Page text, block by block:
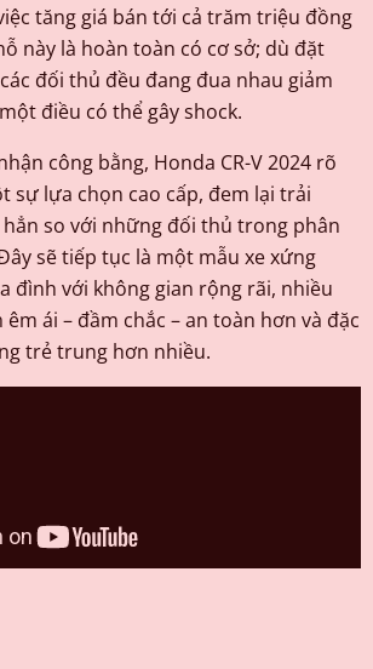
tăng giá bán tới cả trăm triệu đồng
này là hoàn toàn có cơ sở; dù đặt
đối thủ đều đang đua nhau giảm
điều có thể gây shock.
công bằng, Honda CR-V 2024 rõ
sự lựa chọn cao cấp, đem lại trải
so với những đối thủ trong phân
sẽ tiếp tục là một mẫu xe xứng
đình với không gian rộng rãi, nhiều
ái – đầm chắc – an toàn hơn và đặc
trẻ trung hơn nhiều.